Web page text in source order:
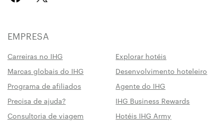
EMPRESA
Carreiras no IHG
Explorar hotéis
Marcas globais do IHG
Desenvolvimento hoteleiro
Programa de afiliados
Agente do IHG
Precisa de ajuda?
IHG Business Rewards
Consultoria de viagem
Hotéis IHG Army